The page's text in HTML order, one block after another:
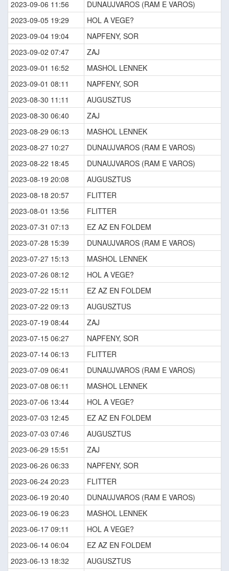
2023-09-06 11:56
DUNAUJVAROS (RAM E VAROS)
2023-09-05 19:29
HOL A VEGE?
2023-09-04 19:04
NAPFENY, SOR
2023-09-02 07:47
ZAJ
2023-09-01 16:52
MASHOL LENNEK
2023-09-01 08:11
NAPFENY, SOR
2023-08-30 11:11
AUGUSZTUS
2023-08-30 06:40
ZAJ
2023-08-29 06:13
MASHOL LENNEK
2023-08-27 10:27
DUNAUJVAROS (RAM E VAROS)
2023-08-22 18:45
DUNAUJVAROS (RAM E VAROS)
2023-08-19 20:08
AUGUSZTUS
2023-08-18 20:57
FLITTER
2023-08-01 13:56
FLITTER
2023-07-31 07:13
EZ AZ EN FOLDEM
2023-07-28 15:39
DUNAUJVAROS (RAM E VAROS)
2023-07-27 15:13
MASHOL LENNEK
2023-07-26 08:12
HOL A VEGE?
2023-07-22 15:11
EZ AZ EN FOLDEM
2023-07-22 09:13
AUGUSZTUS
2023-07-19 08:44
ZAJ
2023-07-15 06:27
NAPFENY, SOR
2023-07-14 06:13
FLITTER
2023-07-09 06:41
DUNAUJVAROS (RAM E VAROS)
2023-07-08 06:11
MASHOL LENNEK
2023-07-06 13:44
HOL A VEGE?
2023-07-03 12:45
EZ AZ EN FOLDEM
2023-07-03 07:46
AUGUSZTUS
2023-06-29 15:51
ZAJ
2023-06-26 06:33
NAPFENY, SOR
2023-06-24 20:23
FLITTER
2023-06-19 20:40
DUNAUJVAROS (RAM E VAROS)
2023-06-19 06:23
MASHOL LENNEK
2023-06-17 09:11
HOL A VEGE?
2023-06-14 06:04
EZ AZ EN FOLDEM
2023-06-13 18:32
AUGUSZTUS